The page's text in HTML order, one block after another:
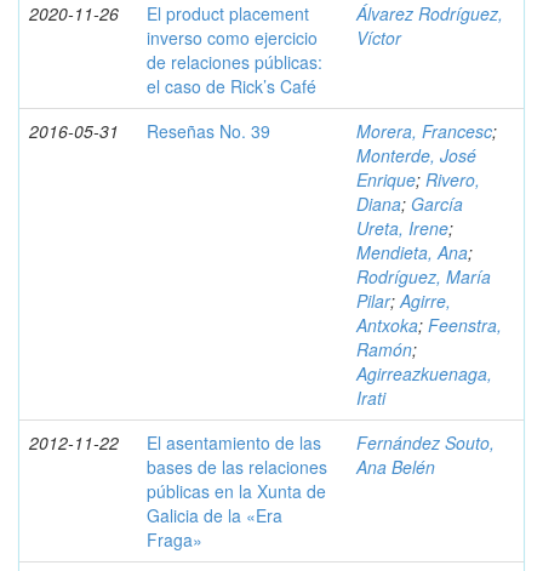
2020-11-26
El product placement
inverso como ejercicio
de relaciones públicas:
el caso de Rick’s Café
Álvarez Rodríguez,
Víctor
2016-05-31 Reseñas No. 39 Morera, Francesc;
Monterde, José
Enrique; Rivero,
Diana; García
Ureta, Irene;
Mendieta, Ana;
Rodríguez, María
Pilar;Agirre,
Antxoka; Feenstra,
Ramón;
Agirreazkuenaga,
Irati
2012-11-22
El asentamiento de las
bases de las relaciones
públicas en la Xunta de
Galicia de la «Era
Fraga»
Fernández Souto,
Ana Belén